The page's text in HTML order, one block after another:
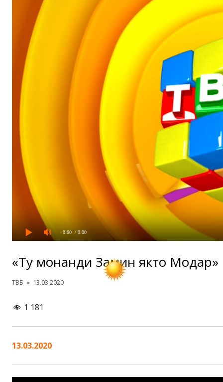
0:00 / 0:00
«Ту монанди Замин яктоӣ Модар»
Автор
ТВБ Опубликовано
13.03.2020
1 181
13.03.2020